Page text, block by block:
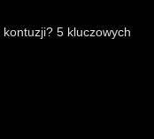
5 kluczowych